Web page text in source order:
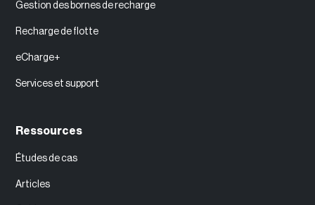
Gestion des bornes de recharge
Recharge de flotte
eCharge+
Services et support
Ressources
‍Études de cas
Articles